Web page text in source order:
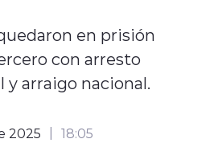
en prisión
con arresto
arraigo nacional.
2025 18:05